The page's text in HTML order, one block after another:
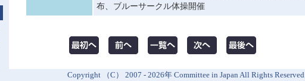
布、ブルーサークル体操開催
Copyright （C） 2007 - 2026年 Committee in Japan All Rights Reserved.